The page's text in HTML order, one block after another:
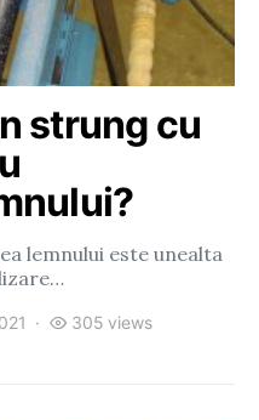
strung cu
lemnului este unealta
305 views